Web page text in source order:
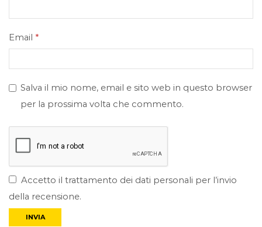
Email *
Salva il mio nome, email e sito web in questo browser
per la prossima volta che commento.
Accetto il trattamento dei dati personali per l’invio
della recensione.